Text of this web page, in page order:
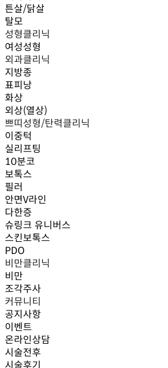
튼살/닭살
탈모
성형클리닉
여성성형
외과클리닉
지방종
표피낭
화상
외상(열상)
쁘띠성형/탄력클리닉
이중턱
실리프팅
10분코
보톡스
필러
안면V라인
다한증
슈링크 유니버스
스킨보톡스
PDO
비만클리닉
비만
조각주사
커뮤니티
공지사항
이벤트
온라인상담
시술전후
시술후기